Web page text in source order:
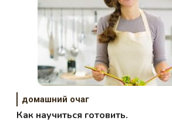
домашний очаг
Как научиться готовить.